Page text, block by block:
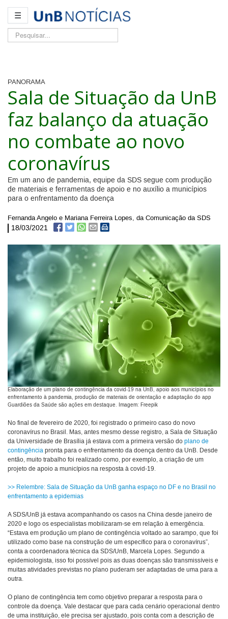
☰
Pesquisar...
PANORAMA
Sala de Situação da UnB
faz balanço da atuação
no combate ao novo
coronavírus
Em um ano de pandemia, equipe da SDS segue com produção
de materiais e ferramentas de apoio e no auxílio a municípios
para o enfrentamento da doença
Fernanda Angelo e Mariana Ferreira Lopes, da Comunicação da SDS
18/03/2021
Elaboração de um plano de contingência da covid-19 na UnB, apoio aos municípios no
enfrentamento à pandemia, produção de materiais de orientação e adaptação do app
Guardiões da Saúde são ações em destaque. Imagem: Freepik
No final de fevereiro de 2020, foi registrado o primeiro caso do novo
coronavírus no Brasil. Mas, antes mesmo desse registro, a Sala de Situação
da Universidade de Brasília já estava com a primeira versão do plano de
contingência pronta para o enfrentamento da doença dentro da UnB. Desde
então, muito trabalho foi realizado como, por exemplo, a criação de um
projeto de apoio a municípios na resposta à covid-19.
>> Relembre: Sala de Situação da UnB ganha espaço no DF e no Brasil no
enfrentamento a epidemias
A SDS/UnB já estava acompanhando os casos na China desde janeiro de
2020 e logo os especialistas mobilizaram-se em relação à emergência.
“Estava em produção um plano de contingência voltado ao sarampo, que foi
utilizado como base na construção de um específico para o coronavírus”,
conta a coordenadora técnica da SDS/UnB, Marcela Lopes. Segundo a
epidemiologista, isso foi possível pois as duas doenças são transmissíveis e
muitas atividades previstas no plano puderam ser adaptadas de uma para a
outra.
O plano de contingência tem como objetivo preparar a resposta para o
controle da doença. Vale destacar que para cada cenário operacional dentro
de uma instituição, ele precisa ser ajustado, pois conta com a descrição de